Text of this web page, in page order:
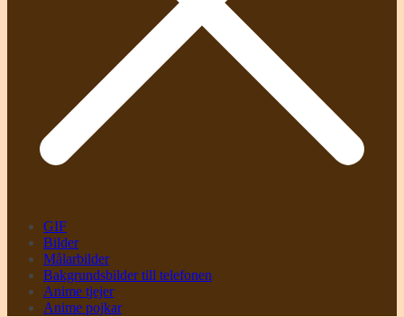
GIF
Bilder
Målarbilder
Bakgrundsbilder till telefonen
Anime tjejer
Anime pojkar